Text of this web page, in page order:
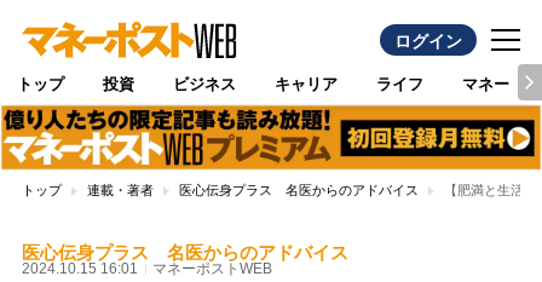
ログイン
トップ 投資 ビジネス キャリア ライフ マネー
トップ 連載・著者 医心伝身プラス 名医からのアドバイス 【肥満と生活
医心伝身プラス 名医からのアドバイス
2024.10.15 16:01 マネーポストWEB